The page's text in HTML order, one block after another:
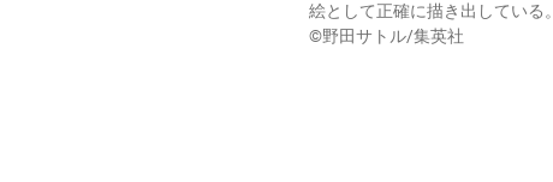
絵として正確に描き出している。
©野田サトル/集英社